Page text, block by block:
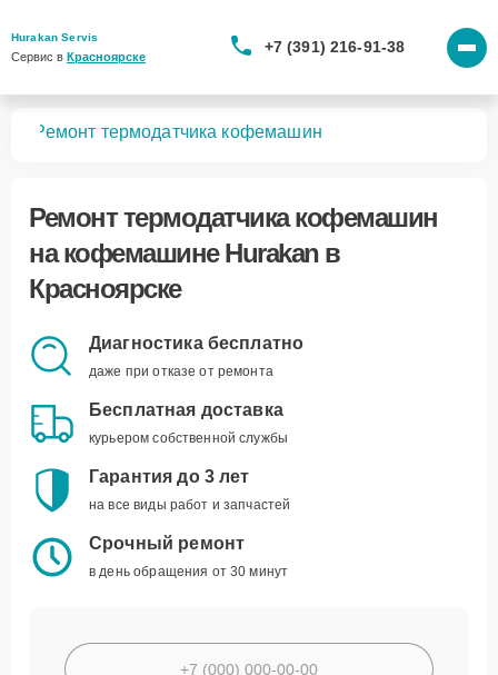
Hurakan Servis
Сервис в Красноярске
+7 (391) 216-91-38
Ремонт термодатчика кофемашин
Ремонт термодатчика кофемашин
на кофемашине Hurakan в
Красноярске
Диагностика бесплатно
даже при отказе от ремонта
Бесплатная доставка
курьером собственной службы
Гарантия до 3 лет
на все виды работ и запчастей
Срочный ремонт
в день обращения от 30 минут